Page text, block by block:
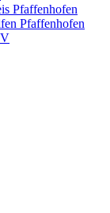
Pfaffenhofen
Pfaffenhofen